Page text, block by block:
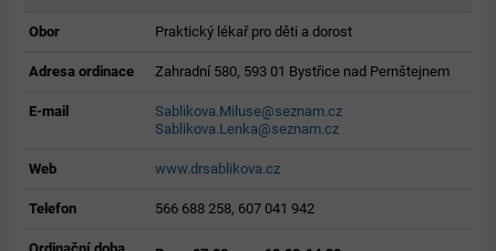
Obor Praktický lékař pro děti a dorost
Adresa ordinace Zahradní 580, 593 01 Bystřice nad Pernštejnem
E-mail
Sablikova.Miluse@seznam.cz
Sablikova.Lenka@seznam.cz
Web www.drsablikova.cz
Telefon 566 688 258, 607 041 942